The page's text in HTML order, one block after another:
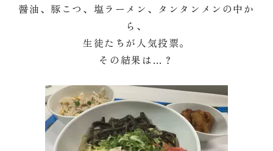
醤油、豚こつ、塩ラーメン、タンタンメンの中か
ら、
生徒たちが人気投票。
その結果は…？